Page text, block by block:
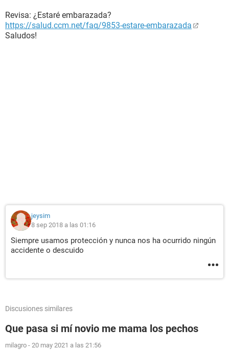
Revisa: ¿Estaré embarazada?
https://salud.ccm.net/faq/9853-estare-embarazada
Saludos!
jeysim
8 sep 2018 a las 01:16
Siempre usamos protección y nunca nos ha ocurrido ningún
accidente o descuido
Discusiones similares
Que pasa si mí novio me mama los pechos
milagro - 20 may 2021 a las 21:56